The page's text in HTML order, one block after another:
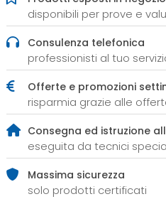
disponibili per prove e
Consulenza telefonica
professionisti al tuo
Offerte e promozioni
risparmia grazie alle
Consegna ed istruzione
eseguita da tecnici
Massima sicurezza
solo prodotti certificati